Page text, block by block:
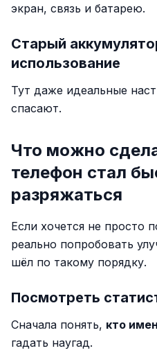
экран, связь и батарею.
Старый
использование
Тут даже идеальные
спасают.
Что можно
телефон стал
разряжаться
Если хочется не просто
реально попробовать
шёл по такому порядку.
Посмотреть
Сначала понять, кто
гадать наугад.